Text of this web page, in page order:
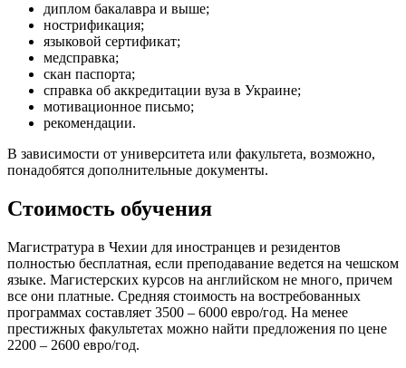
диплом бакалавра и выше;
нострификация;
языковой сертификат;
медсправка;
скан паспорта;
справка об аккредитации вуза в Украине;
мотивационное письмо;
рекомендации.
В зависимости от университета или факультета, возможно,
понадобятся дополнительные документы.
Стоимость обучения
Магистратура в Чехии для иностранцев и резидентов
полностью бесплатная, если преподавание ведется на чешском
языке. Магистерских курсов на английском не много, причем
все они платные. Средняя стоимость на востребованных
программах составляет 3500 – 6000 евро/год. На менее
престижных факультетах можно найти предложения по цене
2200 – 2600 евро/год.